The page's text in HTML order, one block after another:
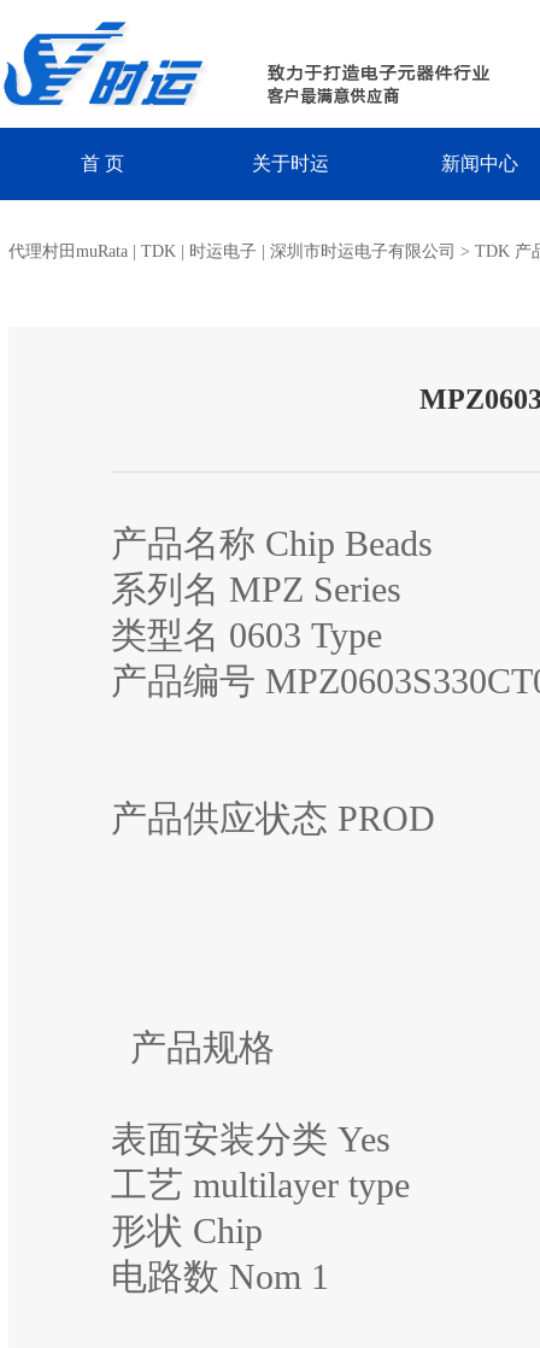
首 页 关于时运 新闻中心
代理村田muRata | TDK | 时运电子 | 深圳市时运电子有限公司 > TDK 产
产品名称 Chip Beads
系列名 MPZ Series
类型名 0603 Type
产品编号
产品供应状态 PROD
产品规格
表面安装分类 Yes
工艺 multilayer type
形状 Chip
电路数 Nom 1